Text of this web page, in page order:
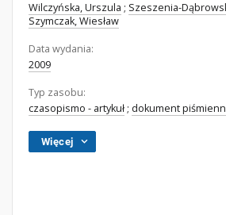
Wilczyńska, Urszula ; Szeszenia-
Szymczak, Wiesław
Data wydania:
2009
Typ zasobu:
czasopismo - artykuł ; dokument
Więcej